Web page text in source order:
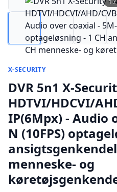
1 /
X-SECURITY
DVR 5n1 X-
HDTVI/HDCVI/
IP(6Mpx) - Audio
N (10FPS)
menneske- og